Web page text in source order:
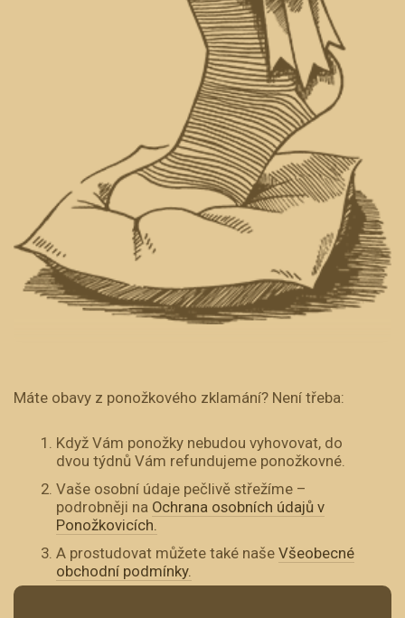
Máte obavy z ponožkového zklamání? Není třeba:
Když Vám ponožky nebudou vyhovovat, do
dvou týdnů Vám refundujeme ponožkovné.
Vaše osobní údaje pečlivě střežíme –
podrobněji na Ochrana osobních údajů v
Ponožkovicích.
A prostudovat můžete také naše Všeobecné
obchodní podmínky.